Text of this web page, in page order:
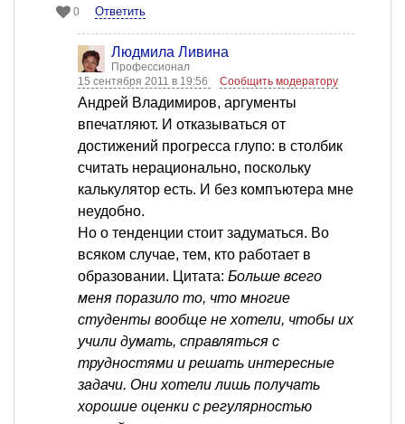
0 Ответить
Людмила Ливина
Профессионал
15 сентября 2011 в 19:56
Сообщить модератору
Андрей Владимиров, аргументы
впечатляют. И отказываться от
достижений прогресса глупо: в столбик
считать нерационально, поскольку
калькулятор есть. И без компъютера мне
неудобно.
Но о тенденции стоит задуматься. Во
всяком случае, тем, кто работает в
образовании. Цитата: Больше всего
меня поразило то, что многие
студенты вообще не хотели, чтобы их
учили думать, справляться с
трудностями и решать интересные
задачи. Они хотели лишь получать
хорошие оценки с регулярностью